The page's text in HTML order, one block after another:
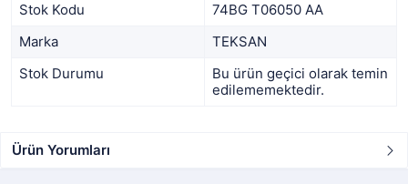
Stok Kodu
74BG T06050 AA
Marka
TEKSAN
Stok Durumu
Bu ürün geçici olarak temin
edilememektedir.
Ürün Yorumları